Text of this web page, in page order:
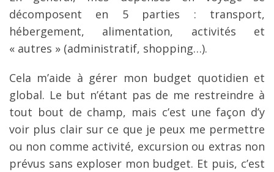
décomposent en 5 parties : transport,
hébergement, alimentation, activités et
« autres » (administratif, shopping…).
Cela m’aide à gérer mon budget quotidien et
global. Le but n’étant pas de me restreindre à
tout bout de champ, mais c’est une façon d’y
voir plus clair sur ce que je peux me permettre
ou non comme activité, excursion ou extras non
prévus sans exploser mon budget. Et puis, c’est